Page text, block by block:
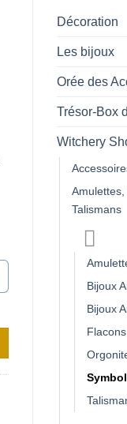
Décoration
Les bijoux
Orée des
Trésor-Box
Witchery
Talismans
Bijoux
Bijoux